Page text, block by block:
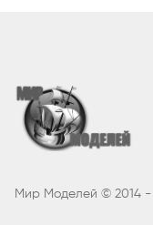
Мир Моделей © 2014